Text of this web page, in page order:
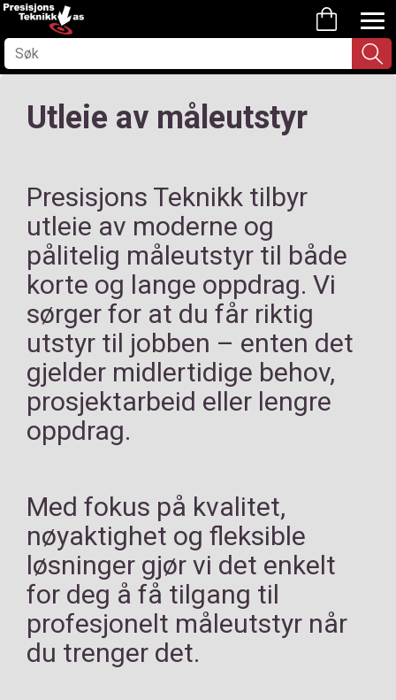
Utleie av måleutstyr
Presisjons Teknikk tilbyr
utleie av moderne og
pålitelig måleutstyr til både
korte og lange oppdrag. Vi
sørger for at du får riktig
utstyr til jobben – enten det
gjelder midlertidige behov,
prosjektarbeid eller lengre
oppdrag.
Med fokus på kvalitet,
nøyaktighet og fleksible
løsninger gjør vi det enkelt
for deg å få tilgang til
profesjonelt måleutstyr når
du trenger det.